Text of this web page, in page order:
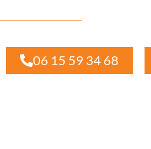
06 15 59 34 68